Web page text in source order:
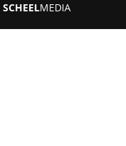
SCHEELMEDIA